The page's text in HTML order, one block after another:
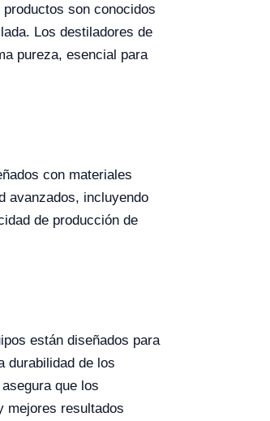
son conocidos
Los destiladores de
pureza, esencial para
con materiales
avanzados, incluyendo
de producción de
están diseñados para
durabilidad de los
que los
mejores resultados